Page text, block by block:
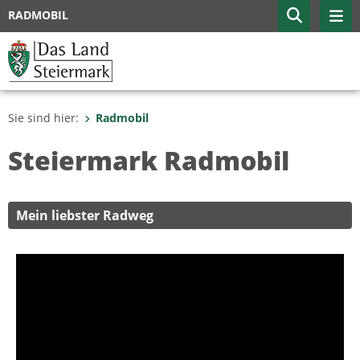
RADMOBIL
Sie sind hier: Radmobil
Steiermark Radmobil
Mein liebster Radweg